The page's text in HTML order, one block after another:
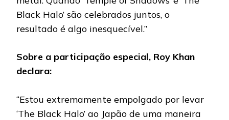
Black Halo’ são celebrados juntos, o
resultado é algo inesquecível.”
Sobre a participação especial, Roy Khan
declara:
“Estou extremamente empolgado por levar
‘The Black Halo’ ao Japão de uma maneira